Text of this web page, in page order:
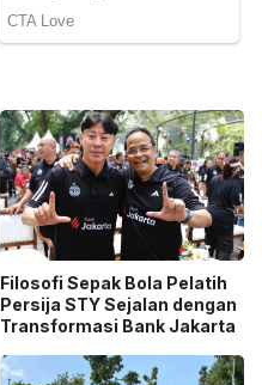
Filosofi Sepak Bola Pelatih
Persija STY Sejalan dengan
Transformasi Bank Jakarta